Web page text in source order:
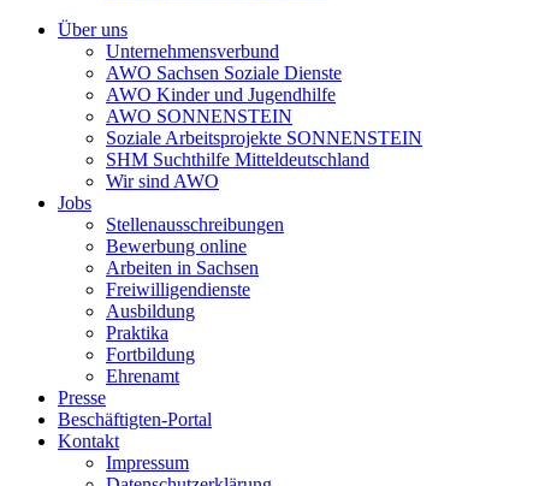
Über uns
Unternehmensverbund
AWO Sachsen Soziale Dienste
AWO Kinder und Jugendhilfe
AWO SONNENSTEIN
Soziale Arbeitsprojekte SONNENSTEIN
SHM Suchthilfe Mitteldeutschland
Wir sind AWO
Jobs
Stellenausschreibungen
Bewerbung online
Arbeiten in Sachsen
Freiwilligendienste
Ausbildung
Praktika
Fortbildung
Ehrenamt
Presse
Beschäftigten-Portal
Kontakt
Impressum